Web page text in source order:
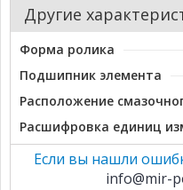
Другие
Форма ролика
Подшипник элемента
Расположение
Расшифровка единиц
Если вы нашли
info@mir-